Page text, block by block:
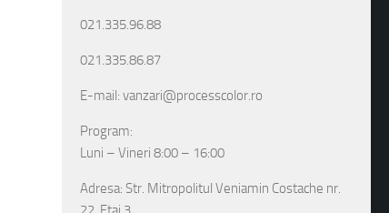
021.335.96.88
021.335.86.87
E-mail: vanzari@processcolor.ro
Program:
Luni – Vineri 8:00 – 16:00
Adresa: Str. Mitropolitul Veniamin Costache nr.